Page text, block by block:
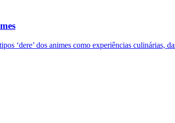
‘dere’ dos animes como experiências culinárias,